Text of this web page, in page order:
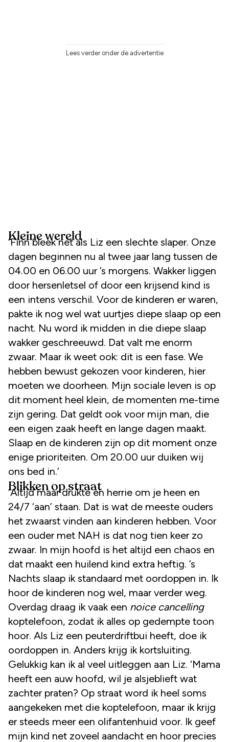
Lees verder onder de advertentie
Kleine wereld
‘Finn bleek net als Liz een slechte slaper. Onze
dagen beginnen nu al twee jaar lang tussen de
04.00 en 06.00 uur ’s morgens. Wakker liggen
door hersenletsel of door een krijsend kind is
een intens verschil. Voor de kinderen er waren,
pakte ik nog wel wat uurtjes diepe slaap op een
nacht. Nu word ik midden in die diepe slaap
wakker geschreeuwd. Dat valt me enorm
zwaar. Maar ik weet ook: dit is een fase. We
hebben bewust gekozen voor kinderen, hier
moeten we doorheen. Mijn sociale leven is op
dit moment heel klein, de momenten me-time
zijn gering. Dat geldt ook voor mijn man, die
een eigen zaak heeft en lange dagen maakt.
Slaap en de kinderen zijn op dit moment onze
enige prioriteiten. Om 20.00 uur duiken wij
ons bed in.’
Blikken op straat
‘Altijd maar drukte en herrie om je heen en
24/7 ‘aan’ staan. Dat is wat de meeste ouders
het zwaarst vinden aan kinderen hebben. Voor
een ouder met NAH is dat nog tien keer zo
zwaar. In mijn hoofd is het altijd een chaos en
dat maakt een huilend kind extra heftig. ’s
Nachts slaap ik standaard met oordoppen in. Ik
hoor de kinderen nog wel, maar verder weg.
Overdag draag ik vaak een noice cancelling
koptelefoon, zodat ik alles op gedempte toon
hoor. Als Liz een peuterdriftbui heeft, doe ik
oordoppen in. Anders krijg ik kortsluiting.
Gelukkig kan ik al veel uitleggen aan Liz. ‘Mama
heeft een auw hoofd, wil je alsjeblieft wat
zachter praten? Op straat word ik heel soms
aangekeken met die koptelefoon, maar ik krijg
er steeds meer een olifantenhuid voor. Ik geef
mijn kind net zoveel aandacht en hoor precies